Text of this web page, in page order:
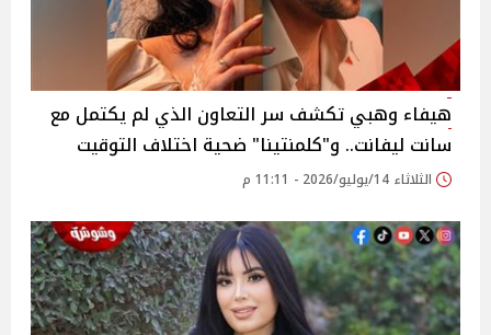
هيفاء وهبي تكشف سر التعاون الذي لم يكتمل مع
سانت ليفانت.. و"كلمنتينا" ضحية اختلاف التوقيت
الثلاثاء 14/يوليو/2026 - 11:11 م